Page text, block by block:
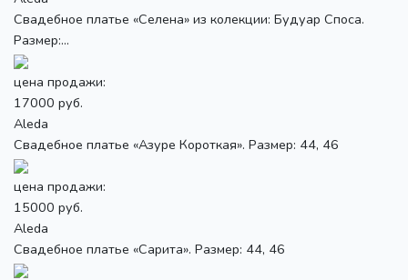
Свадебное платье «Селена» из колекции: Будуар Споса.
Размер:...
цена продажи:
17000 руб.
Aleda
Свадебное платье «Азуре Короткая». Размер: 44, 46
цена продажи:
15000 руб.
Aleda
Свадебное платье «Сарита». Размер: 44, 46